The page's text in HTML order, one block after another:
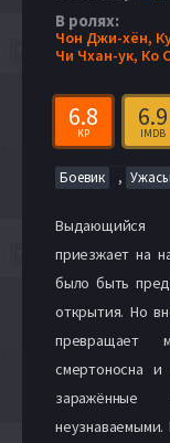
В ролях:
Чон Джи-хён,
Чи Чхан-ук, Ко
6.8
KP
6.9
IMDB
Боевик , Ужасы
Выдающийся
приезжает на
было быть
открытия. Но
превращает
смертоносна
заражённые